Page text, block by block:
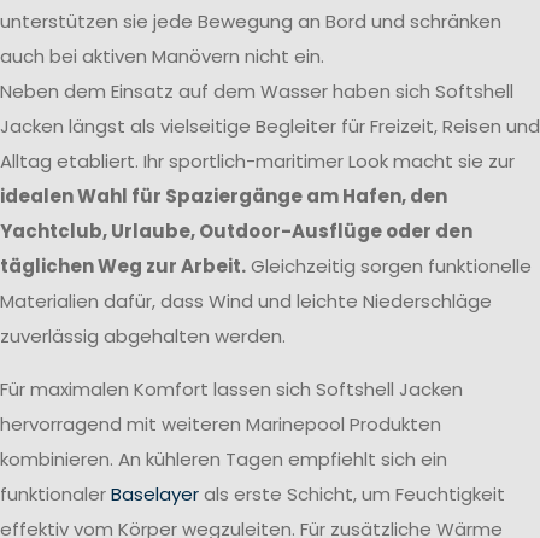
unterstützen sie jede Bewegung an Bord und schränken
auch bei aktiven Manövern nicht ein.
Neben dem Einsatz auf dem Wasser haben sich Softshell
Jacken längst als vielseitige Begleiter für Freizeit, Reisen und
Alltag etabliert. Ihr sportlich-maritimer Look macht sie zur
idealen Wahl für Spaziergänge am Hafen, den
Yachtclub, Urlaube, Outdoor-Ausflüge oder den
täglichen Weg zur Arbeit.Gleichzeitig sorgen funktionelle
Materialien dafür, dass Wind und leichte Niederschläge
zuverlässig abgehalten werden.
Für maximalen Komfort lassen sich Softshell Jacken
hervorragend mit weiteren Marinepool Produkten
kombinieren. An kühleren Tagen empfiehlt sich ein
funktionalerBaselayerals erste Schicht, um Feuchtigkeit
effektiv vom Körper wegzuleiten. Für zusätzliche Wärme